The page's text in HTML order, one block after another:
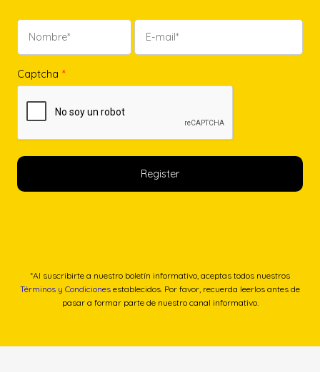
Captcha *
*Al suscribirte a nuestro boletín informativo, aceptas todos nuestros
Términos y Condiciones establecidos. Por favor, recuerda leerlos antes de
pasar a formar parte de nuestro canal informativo.